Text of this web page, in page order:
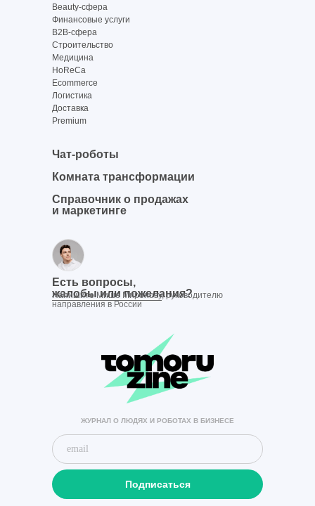
Beauty-сфера
Финансовые услуги
B2B-сфера
Строительство
Медицина
HoReCa
Ecommerce
Логистика
Доставка
Premium
Комната трансформации
Справочник о продажах
и маркетинге
Чат-роботы
Есть вопросы,
жалобы или пожелания?
Напишите Мише Миронову, руководителю
направления в России
ЖУРНАЛ О ЛЮДЯХ И РОБОТАХ В БИЗНЕСЕ
Подписаться